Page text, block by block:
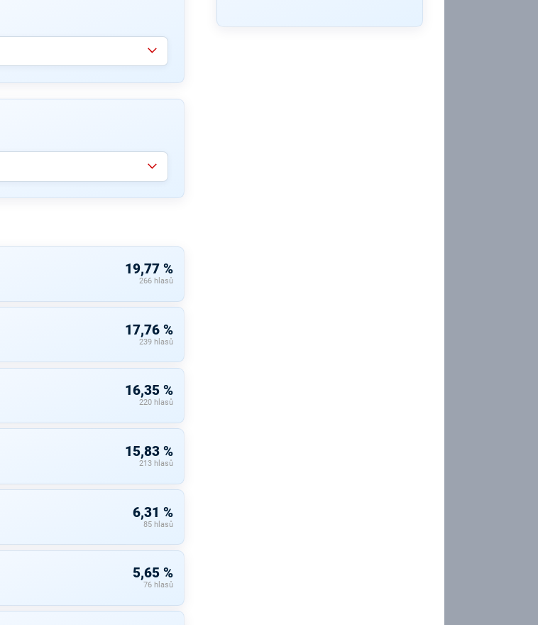
19,77 %
266 hlasů
17,76 %
239 hlasů
16,35 %
220 hlasů
15,83 %
213 hlasů
6,31 %
85 hlasů
5,65 %
76 hlasů